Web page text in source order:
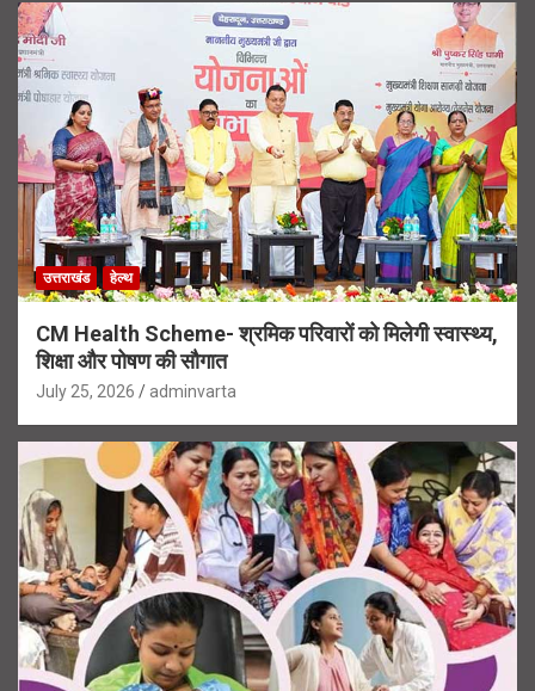
उत्तराखंड हेल्थ
CM Health Scheme- श्रमिक परिवारों को मिलेगी स्वास्थ्य,
शिक्षा और पोषण की सौगात
July 25, 2026 adminvarta